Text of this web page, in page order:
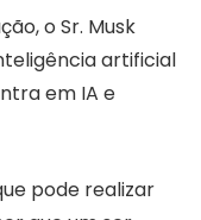
o Sr. Musk
artificial
em IA e
pode realizar